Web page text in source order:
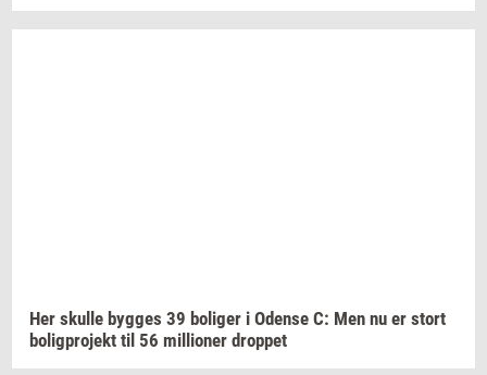
Her skul­le byg­ges 39 bo­li­ger i Oden­se C: Men nu er stort
bo­lig­pro­jekt til 56 mil­li­o­ner drop­pet